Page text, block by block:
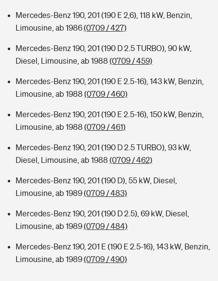
Mercedes-Benz 190, 201 (190 E 2,6), 118 kW, Benzin,
Limousine, ab 1986(0709 / 427)
Mercedes-Benz 190, 201 (190 D 2.5 TURBO), 90 kW,
Diesel, Limousine, ab 1988 (0709 / 459)
Mercedes-Benz 190, 201 (190 E 2.5-16), 143 kW, Benzin,
Limousine, ab 1988 (0709 / 460)
Mercedes-Benz 190, 201 (190 E 2.5-16), 150 kW, Benzin,
Limousine, ab 1988 (0709 / 461)
Mercedes-Benz 190, 201 (190 D 2.5 TURBO), 93 kW,
Diesel, Limousine, ab 1988 (0709 / 462)
Mercedes-Benz 190, 201 (190 D), 55 kW, Diesel,
Limousine, ab 1989(0709 / 483)
Mercedes-Benz 190, 201 (190 D 2.5), 69 kW, Diesel,
Limousine, ab 1989(0709 / 484)
Mercedes-Benz 190, 201 E (190 E 2.5-16), 143 kW, Benzin,
Limousine, ab 1989(0709 / 490)